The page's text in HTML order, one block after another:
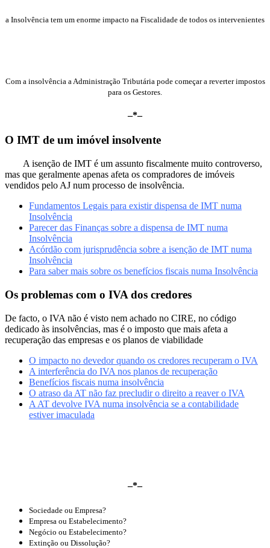
a Insolvência tem um enorme impacto na Fiscalidade de todos os intervenientes
Com a insolvência a Administração Tributária pode começar a reverter impostos
para os Gestores.
–*–
O IMT de um imóvel insolvente
A isenção de IMT é um assunto fiscalmente muito controverso,
mas que geralmente apenas afeta os compradores de imóveis
vendidos pelo AJ num processo de insolvência.
Fundamentos Legais para existir dispensa de IMT numa
Insolvência
Parecer das Finanças sobre a dispensa de IMT numa
Insolvência
Acórdão com jurisprudência sobre a isenção de IMT numa
Insolvência
Para saber mais sobre os benefícios fiscais numa Insolvência
Os problemas com o IVA dos credores
De facto, o IVA não é visto nem achado no CIRE, no código
dedicado às insolvências, mas é o imposto que mais afeta a
recuperação das empresas e os planos de viabilidade
O impacto no devedor quando os credores recuperam o IVA
A interferência do IVA nos planos de recuperação
Benefícios fiscais numa insolvência
O atraso da AT não faz precludir o direito a reaver o IVA
A AT devolve IVA numa insolvência se a contabilidade
estiver imaculada
–*–
Sociedade ou Empresa?
Empresa ou Estabelecimento?
Negócio ou Estabelecimento?
Extinção ou Dissolução?